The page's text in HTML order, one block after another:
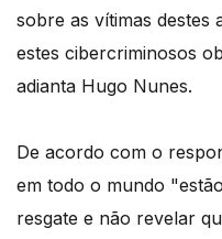
sobre as vítimas destes
estes cibercriminosos
adianta Hugo Nunes.
De acordo com o
em todo o mundo
resgate e não revelar